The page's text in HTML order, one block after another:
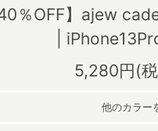
40％OFF】ajew
|
5,280円(
他のカラー